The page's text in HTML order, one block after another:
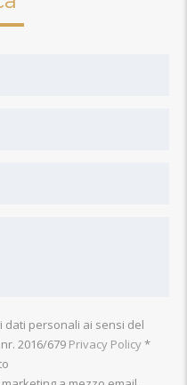
dati personali ai sensi del
2016/679 Privacy Policy*